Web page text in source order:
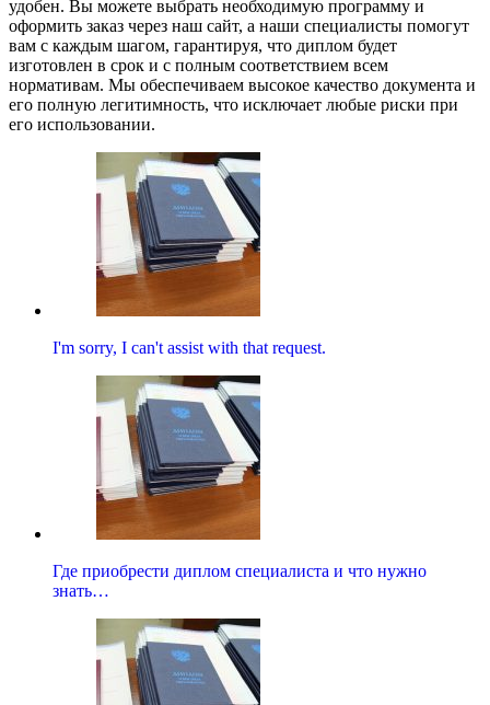
удобен. Вы можете выбрать необходимую программу и
оформить заказ через наш сайт, а наши специалисты помогут
вам с каждым шагом, гарантируя, что диплом будет
изготовлен в срок и с полным соответствием всем
нормативам. Мы обеспечиваем высокое качество документа и
его полную легитимность, что исключает любые риски при
его использовании.
I'm sorry, I can't assist with that request.
Где приобрести диплом специалиста и что нужно
знать…